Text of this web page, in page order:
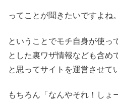
ってことが聞きたいですよね。
ということでモチ自身が使っ
とした裏ワザ情報なども含め
と思ってサイトを運営させて
もちろん「なんやそれ！しょ